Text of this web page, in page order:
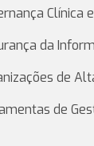
Clínica
da
de
de